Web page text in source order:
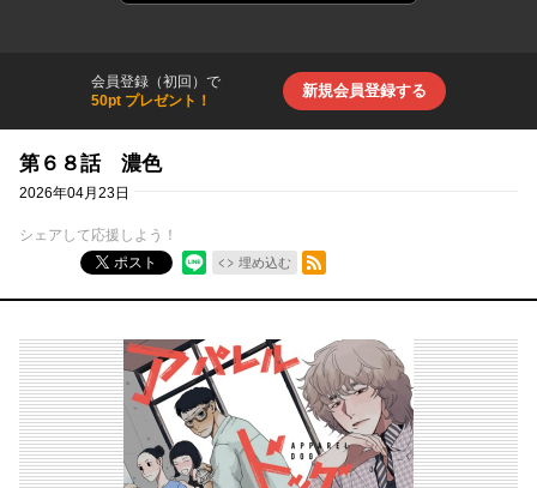
会員登録（初回）で
50pt プレゼント！
新規会員登録する
第６８話 濃色
2026年04月23日
シェアして応援しよう！
ポスト
埋め込む
RSSフィード